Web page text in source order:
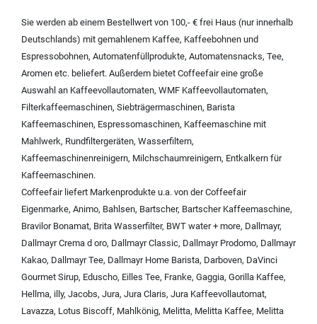
Sie werden ab einem Bestellwert von 100,- € frei Haus (nur innerhalb
Deutschlands) mit gemahlenem Kaffee, Kaffeebohnen und
Espressobohnen, Automatenfüllprodukte, Automatensnacks, Tee,
Aromen etc. beliefert. Außerdem bietet Coffeefair eine große
Auswahl an Kaffeevollautomaten, WMF Kaffeevollautomaten,
Filterkaffeemaschinen, Siebträgermaschinen, Barista
Kaffeemaschinen, Espressomaschinen, Kaffeemaschine mit
Mahlwerk, Rundfiltergeräten, Wasserfiltern,
Kaffeemaschinenreinigern, Milchschaumreinigern, Entkalkern für
Kaffeemaschinen.
Coffeefair liefert Markenprodukte u.a. von derCoffeefair
Eigenmarke, Animo, Bahlsen, Bartscher, Bartscher Kaffeemaschine,
Bravilor Bonamat, Brita Wasserfilter, BWT water + more, Dallmayr,
Dallmayr Crema d oro, Dallmayr Classic, Dallmayr Prodomo, Dallmayr
Kakao, Dallmayr Tee, Dallmayr Home Barista, Darboven, DaVinci
Gourmet Sirup, Eduscho, Eilles Tee, Franke, Gaggia, Gorilla Kaffee,
Hellma, illy, Jacobs, Jura, Jura Claris, Jura Kaffeevollautomat,
Lavazza, Lotus Biscoff, Mahlkönig, Melitta, Melitta Kaffee, Melitta